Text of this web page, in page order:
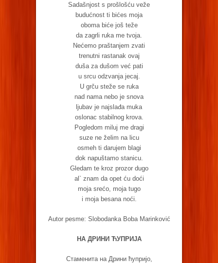
Sadašnjost s prošlošću veže
budućnost ti bićes moja
oboma biće još teže
da zagrli ruka me tvoja.
Nećemo praštanjem zvati
trenutni rastanak ovaj
duša za dušom već pati
u srcu odzvanja jecaj.
U grču steže se ruka
nad nama nebo je snova
ljubav je najslađa muka
oslonac stabilnog krova.
Pogledom miluj me dragi
suze ne želim na licu
osmeh ti darujem blagi
dok napuštamo stanicu.
Gledam te kroz prozor dugo
al` znam da opet ću doći
moja srećo, moja tugo
i moja besana noći.
Autor pesme: Slobodanka Boba Marinković
НА ДРИНИ ЋУПРИЈА
Стаменита на Дрини ћупријо,